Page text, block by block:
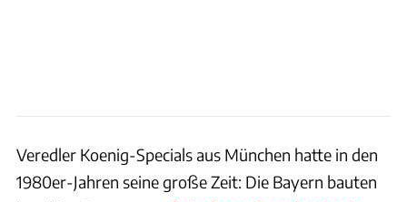
Veredler Koenig-Specials aus München hatte in den
1980er-Jahren seine große Zeit: Die Bayern bauten